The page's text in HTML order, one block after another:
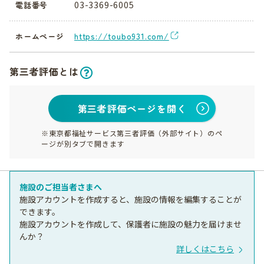
電話番号 03-3369-6005
ホームページ https://toubo931.com/
第三者評価とは
第三者評価ページを開く
※東京都福祉サービス第三者評価（外部サイト）のペ
ージが別タブで開きます
施設のご担当者さまへ
施設アカウントを作成すると、施設の情報を編集することが
できます。
施設アカウントを作成して、保護者に施設の魅力を届けませ
んか？
詳しくはこちら